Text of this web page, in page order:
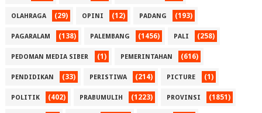
OLAHRAGA (29) OPINI (12) PADANG (193)
PAGARALAM (138) PALEMBANG (1456) PALI (258)
PEDOMAN MEDIA SIBER (1) PEMERINTAHAN (616)
PENDIDIKAN (33) PERISTIWA (214) PICTURE (1)
POLITIK (402) PRABUMULIH (1223) PROVINSI (1851)